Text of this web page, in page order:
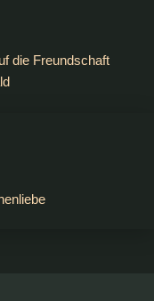
die Freundschaft